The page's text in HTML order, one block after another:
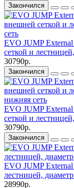
Закончился
EVO JUMP
сеткой и
30790р.
Закончился
EVO JUMP
сеткой и
30790р.
Закончился
EVO JUMP
лестницей,
28990р.